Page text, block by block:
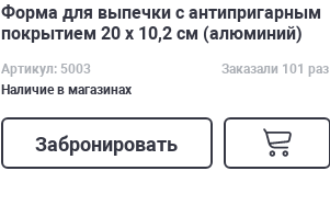
Форма для выпечки с антипригарным
покрытием 20 х 10,2 см (алюминий)
Артикул: 5003
Заказали 101 раз
Наличие в магазинах
Забронировать